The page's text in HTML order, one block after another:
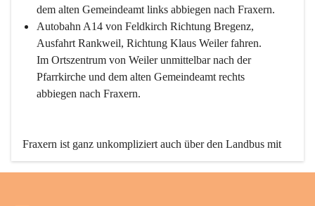
dem alten Gemeindeamt links abbiegen nach Fraxern.
Autobahn A14 von Feldkirch Richtung Bregenz,
Ausfahrt Rankweil, Richtung Klaus Weiler fahren.
Im Ortszentrum von Weiler unmittelbar nach der
Pfarrkirche und dem alten Gemeindeamt rechts
abbiegen nach Fraxern.
Fraxern ist ganz unkompliziert auch über den Landbus mit
den öffentlichen Verkehrsmitteln zu erreichen. Die Linie